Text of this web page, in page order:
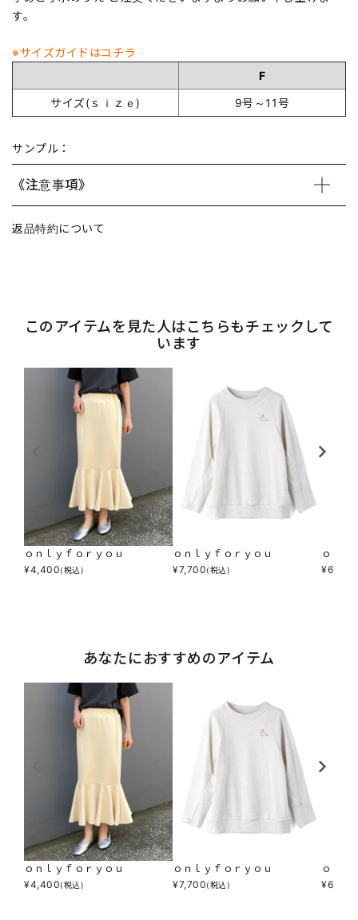
す。
※サイズガイドはコチラ
F
サイズ(ｓｉｚｅ)
9号～11号
サンプル：
《注意事項》
返品特約について
このアイテムを見た人はこちらもチェックして
います
ｏｎｌｙｆｏｒｙｏｕ
¥4,400(税込)
ｏｎｌｙｆｏｒｙｏｕ
¥7,700(税込)
ｏｎｌ
¥6,600
あなたにおすすめのアイテム
ｏｎｌｙｆｏｒｙｏｕ
¥4,400(税込)
ｏｎｌｙｆｏｒｙｏｕ
¥7,700(税込)
ｏｎｌ
¥6,600